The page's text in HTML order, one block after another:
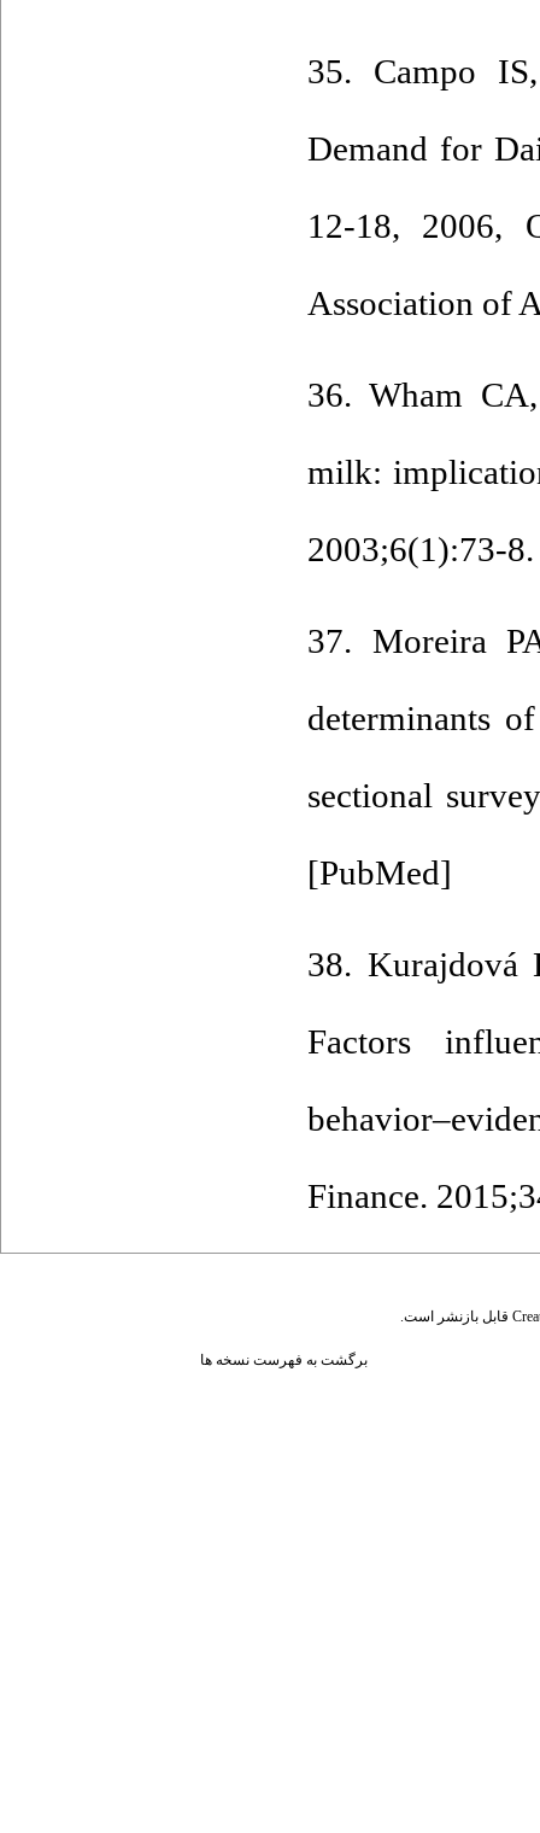
35. Campo
Demand for
12-18, 2006,
Association of
36. Wham
milk:
2003;6(1):73-
37. Moreira
determinants
sectional
[PubMed]
38. Kurajdová
Factors
Finance.
قابل بازنشر است.
برگشت به فهرست نسخه ها